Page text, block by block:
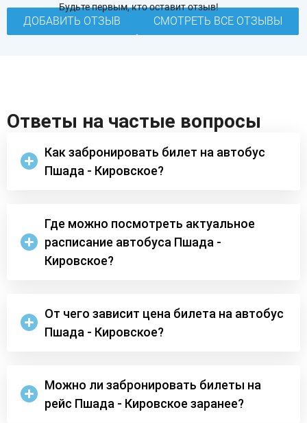
Будьте первым, кто оставит отзыв!
ДОБАВИТЬ ОТЗЫВ СМОТРЕТЬ ВСЕ ОТЗЫВЫ
Ответы на частые вопросы
Как забронировать билет на автобус
Пшада - Кировское?
Где можно посмотреть актуальное
расписание автобуса Пшада -
Кировское?
От чего зависит цена билета на автобус
Пшада - Кировское?
Можно ли забронировать билеты на
рейс Пшада - Кировское заранее?